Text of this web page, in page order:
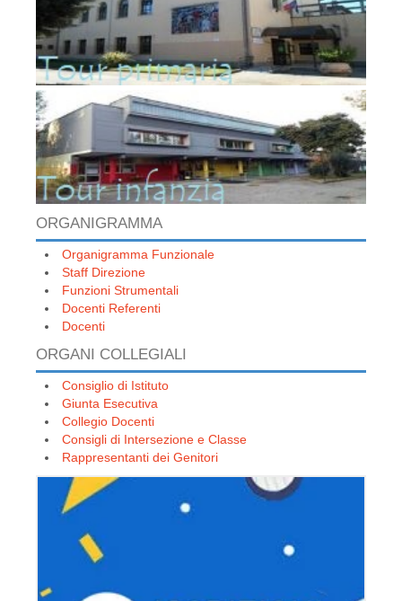
ORGANIGRAMMA
Organigramma Funzionale
Staff Direzione
Funzioni Strumentali
Docenti Referenti
Docenti
ORGANI COLLEGIALI
Consiglio di Istituto
Giunta Esecutiva
Collegio Docenti
Consigli di Intersezione e Classe
Rappresentanti dei Genitori